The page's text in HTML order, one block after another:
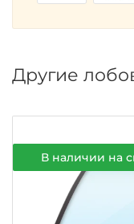
Другие
В наличии на